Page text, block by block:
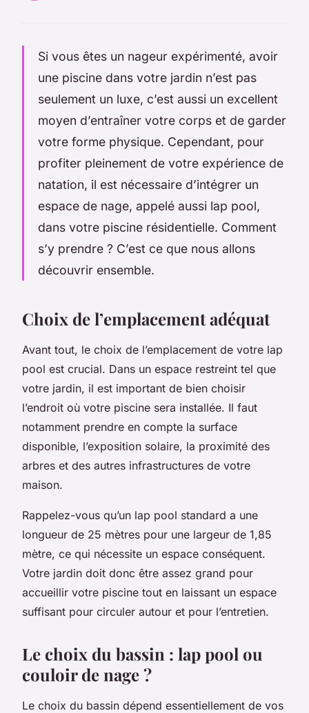
Si vous êtes un nageur expérimenté, avoir
une piscine dans votre jardin n’est pas
seulement un luxe, c’est aussi un excellent
moyen d’entraîner votre corps et de garder
votre forme physique. Cependant, pour
profiter pleinement de votre expérience de
natation, il est nécessaire d’intégrer un
espace de nage, appelé aussi lap pool,
dans votre piscine résidentielle. Comment
s’y prendre ? C’est ce que nous allons
découvrir ensemble.
Choix de l’emplacement adéquat
Avant tout, le choix de l’emplacement de votre lap
pool est crucial. Dans un espace restreint tel que
votre jardin, il est important de bien choisir
l’endroit où votre piscine sera installée. Il faut
notamment prendre en compte la surface
disponible, l’exposition solaire, la proximité des
arbres et des autres infrastructures de votre
maison.
Rappelez-vous qu’un lap pool standard a une
longueur de 25 mètres pour une largeur de 1,85
mètre, ce qui nécessite un espace conséquent.
Votre jardin doit donc être assez grand pour
accueillir votre piscine tout en laissant un espace
suffisant pour circuler autour et pour l’entretien.
Le choix du bassin : lap pool ou
couloir de nage ?
Le choix du bassin dépend essentiellement de vos